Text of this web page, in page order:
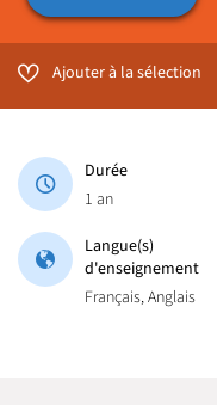
Ajouter à la sélection
Durée
1 an
Langue(s)
d'enseignement
Français, Anglais